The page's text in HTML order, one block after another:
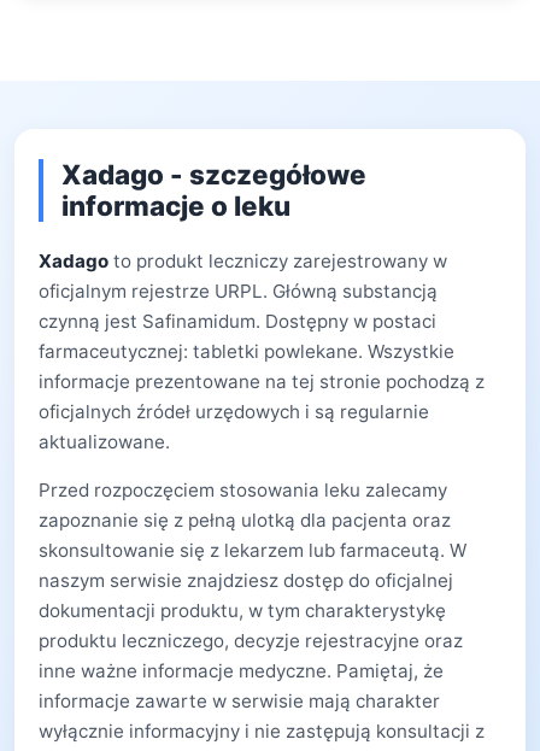
Xadago - szczegółowe
informacje o leku
Xadago to produkt leczniczy zarejestrowany w
oficjalnym rejestrze URPL. Główną substancją
czynną jest Safinamidum. Dostępny w postaci
farmaceutycznej: tabletki powlekane. Wszystkie
informacje prezentowane na tej stronie pochodzą z
oficjalnych źródeł urzędowych i są regularnie
aktualizowane.
Przed rozpoczęciem stosowania leku zalecamy
zapoznanie się z pełną ulotką dla pacjenta oraz
skonsultowanie się z lekarzem lub farmaceutą. W
naszym serwisie znajdziesz dostęp do oficjalnej
dokumentacji produktu, w tym charakterystykę
produktu leczniczego, decyzje rejestracyjne oraz
inne ważne informacje medyczne. Pamiętaj, że
informacje zawarte w serwisie mają charakter
wyłącznie informacyjny i nie zastępują konsultacji z